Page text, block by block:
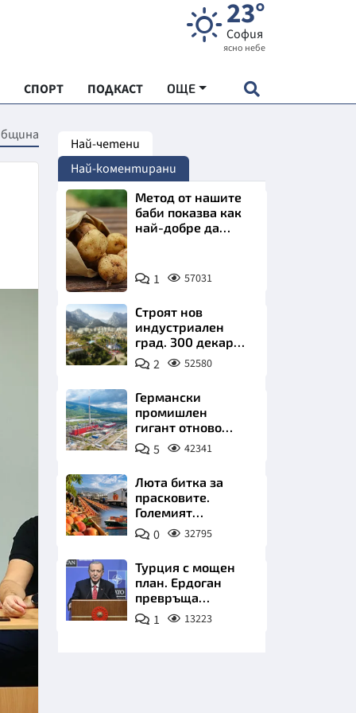
23°
София
ясно небе
СПОРТ ПОДКАСТ ОЩЕ
"ЧУДЕСАТА НА БЪЛГАРИЯ"
ХРАНА
ИКОНОМИКА
Най-четени
Най-коментирани
Снимка:
Пиксабей
Метод от нашите
баби показва как
най-добре да
1 57031
Строят нов
индустриален
град. 300 декара
чакат златни
заводи
2 52580
Германски
промишлен
гигант отново
позлатява наш
град
5 42341
Люта битка за
прасковите.
Големият
победител е
Турция
0 32795
Турция с мощен
план. Ердоган
превръща
Джейхан в
петролно чудо
1 13223